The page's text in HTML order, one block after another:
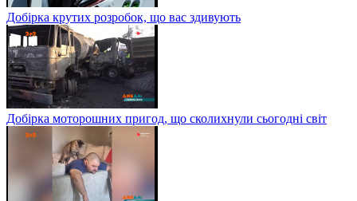
Добірка крутих розробок, що вас здивують
Добірка моторошних пригод, що сколихнули сьогодні світ